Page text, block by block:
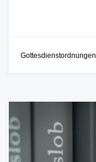
Gottesdienstordnungen